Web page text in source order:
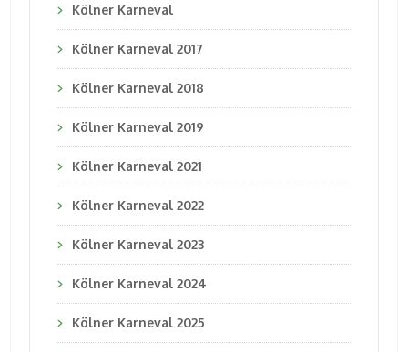
Kölner Karneval
Kölner Karneval 2017
Kölner Karneval 2018
Kölner Karneval 2019
Kölner Karneval 2021
Kölner Karneval 2022
Kölner Karneval 2023
Kölner Karneval 2024
Kölner Karneval 2025